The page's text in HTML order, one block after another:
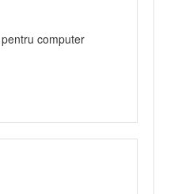
computer